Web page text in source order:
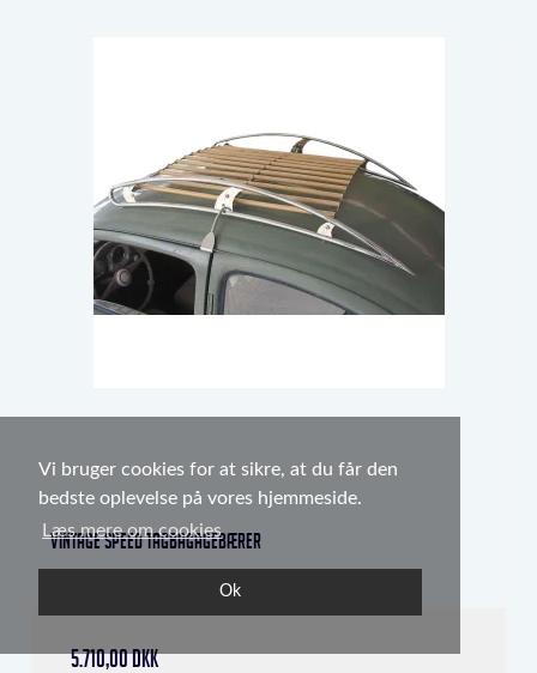
Vi bruger cookies for at sikre, at du får den
bedste oplevelse på vores hjemmeside.
Læs mere om cookies
Ok
Vintage speed tagbagagebærer
0487-02
5.710,00 DKK